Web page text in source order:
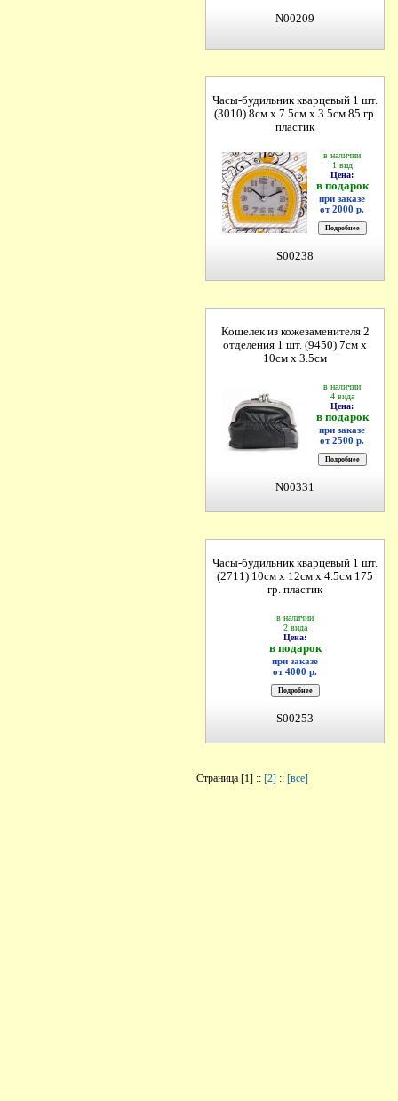
N00209
Часы-будильник кварцевый 1 шт.
(3010) 8см х 7.5см х 3.5см 85 гр.
пластик
в наличии
1 вид
Цена:
в подарок
при заказе
от 2000 р.
S00238
Кошелек из кожезаменителя 2
отделения 1 шт. (9450) 7см х
10см х 3.5см
в наличии
4 вида
Цена:
в подарок
при заказе
от 2500 р.
N00331
Часы-будильник кварцевый 1 шт.
(2711) 10см х 12см х 4.5см 175
гр. пластик
в наличии
2 вида
Цена:
в подарок
при заказе
от 4000 р.
S00253
Страница [1] :: [2] :: [все]